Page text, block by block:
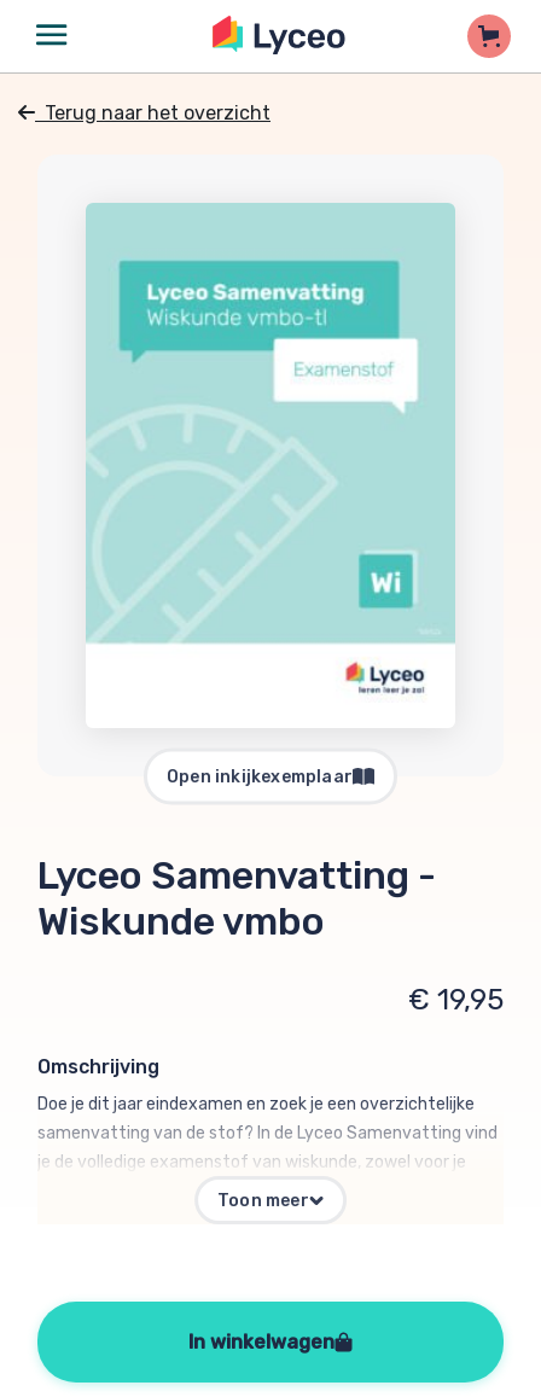
Terug naar het overzicht
Open inkijkexemplaar
Lyceo Samenvatting -
Wiskunde vmbo
€ 19,95
Omschrijving
Doe je dit jaar eindexamen en zoek je een overzichtelijke
samenvatting van de stof? In de Lyceo Samenvatting vind
je de volledige examenstof van wiskunde, zowel voor je
laatste schoolexamens als voor de centraal examens. Elke
moet weten, met extra uitleg bij moeilijke onderwerpen als
lineaire verbanden en cirkels. Maar ook handige voorbeelden,
tips bij het leren, een uitgebreide begrippenlijst en andere
Toon meer
In winkelwagen